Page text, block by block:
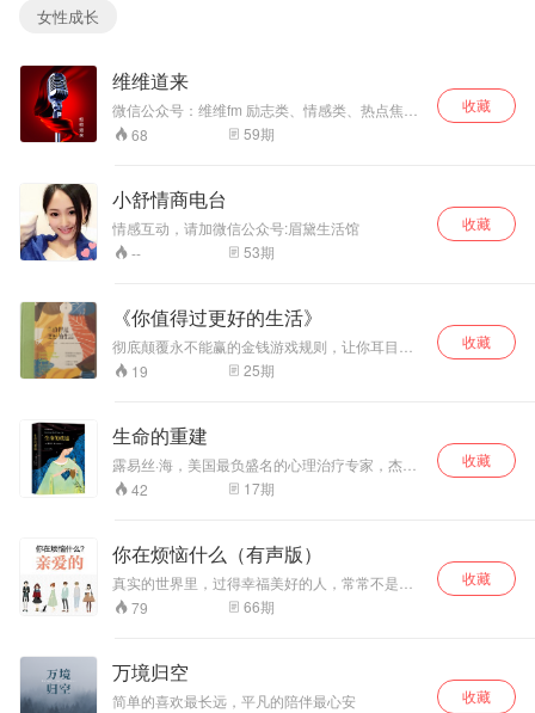
者以小王子的孩子
式的眼光，透视出
成人的空虚、盲
条，用浅显天真的
语言写出了人类的
孤独寂寞、没有根
基随风流浪的命
运。同时，也表达
的批判，对真善美
的讴歌。 献给所有
曾经是一名孩子的
大人，虽然这件事
爱，更有趣，更幸
福！
女性成长
维维道来
微信公众号：维维fm 励志类、情感类、热点焦点
脱口秀。微信公众号：维维fm
68 59期
收藏
小舒情商电台
情感互动，请加微信公众号:眉黛生活馆
--
53期
收藏
《你值得过更好的生活》
彻底颠覆永不能赢的金钱游戏规则，让你耳目一
新的丰盛法则
19 25期
收藏
生命的重建
露易丝·海，美国最负盛名的心理治疗专家，杰出
的心灵导师，美国著名作家。这本书就像一片宁
静的绿洲，可以净化心灵，唤醒我们对自己生命
42 17期
收藏
你在烦恼什么（有声版）
真实的世界里，过得幸福美好的人，常常不是因
为多么聪明智慧，而是因为比较幸运。多点不同
角度的人生看法，你才有选择。仅此一次的人
者消化它，成为养料，丰富我们珍贵的三万天左
右的生命。
79 66期
收藏
万境归空
简单的喜欢最长远，平凡的陪伴最心安
收藏